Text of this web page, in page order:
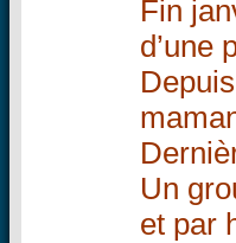
Fin
d’une
Un
et par